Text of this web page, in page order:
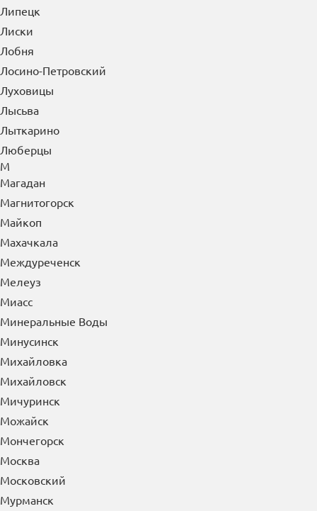
Липецк
Лиски
Лобня
Лосино-Петровский
Луховицы
Лысьва
Лыткарино
Люберцы
М
Магадан
Магнитогорск
Майкоп
Махачкала
Междуреченск
Мелеуз
Миасс
Минеральные Воды
Минусинск
Михайловка
Михайловск
Мичуринск
Можайск
Мончегорск
Москва
Московский
Мурманск